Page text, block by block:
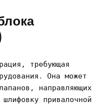
требующая
Она может
направляющих
привалочной